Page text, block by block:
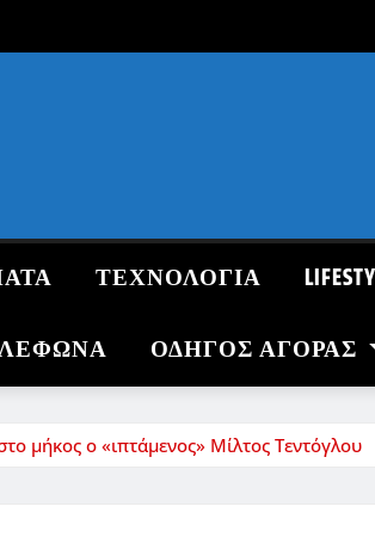
ΤΕΧΝΟΛΟΓΙΑ
ΟΔΗΓΌΣ ΑΓΟΡΆΣ
μήκος ο «ιπτάμενος» Μίλτος Τεντόγλου